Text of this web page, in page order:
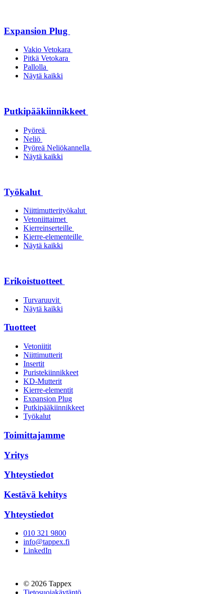
Expansion Plug
Vakio Vetokara
Pitkä Vetokara
Pallolla
Näytä kaikki
Putkipääkiinnikkeet
Pyöreä
Neliö
Pyöreä Neliökannella
Näytä kaikki
Työkalut
Niittimutterityökalut
Vetoniittaimet
Kierreinserteille
Kierre-elementeille
Näytä kaikki
Erikoistuotteet
Turvaruuvit
Näytä kaikki
Tuotteet
Vetoniitit
Niittimutterit
Insertit
Puristekiinnikkeet
KD-Mutterit
Kierre-elementit
Expansion Plug
Putkipääkiinnikkeet
Työkalut
Toimittajamme
Yritys
Yhteystiedot
Kestävä kehitys
Yhteystiedot
010 321 9800
info@tappex.fi
LinkedIn
© 2026 Tappex